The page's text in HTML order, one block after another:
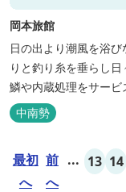
岡本旅館
日の出より潮風を浴
りと釣り糸を垂らし日々
鱗や内蔵処理をサービ
びてさっぱりしてお帰りいただけます
５００円
中南勢
最初
へ
前
へ
... 13 14